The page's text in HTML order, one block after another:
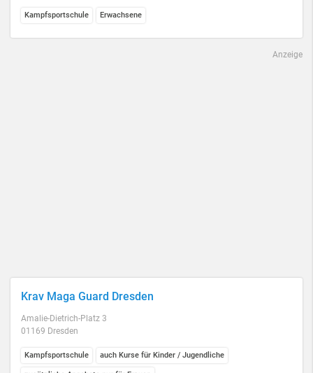
Kampfsportschule Erwachsene
Anzeige
Krav Maga Guard Dresden
Amalie-Dietrich-Platz 3
01169 Dresden
Kampfsportschule auch Kurse für Kinder / Jugendliche